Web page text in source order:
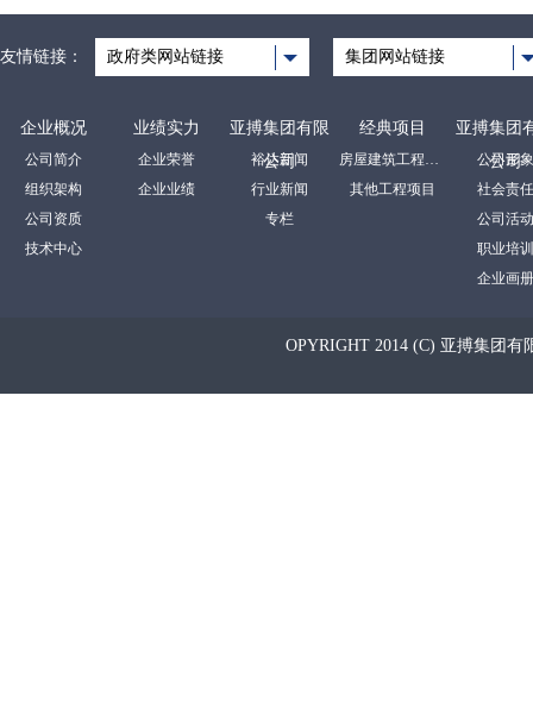
友情链接： 政府类网站链接 集团网站链接
企业概况
公司简介
组织架构
公司资质
技术中心
业绩实力
企业荣誉
企业业绩
亚搏集团有限
公司
裕达新闻
行业新闻
专栏
经典项目
房屋建筑工程项目
其他工程项目
亚搏集团
公司
公司形象
社会责任
公司活动
职业培训
企业画册
OPYRIGHT 2014 (C) 亚搏集团有